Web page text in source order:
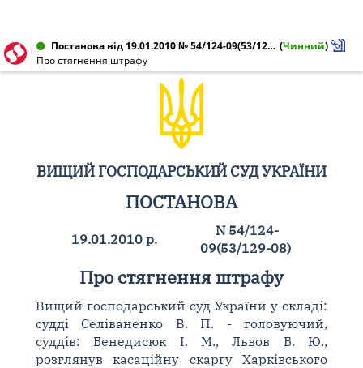
Постанова від 19.01.2010 № 54/124-09(53/129-08) (Чинний)
Про стягнення штрафу
ВИЩИЙ ГОСПОДАРСЬКИЙ СУД УКРАЇНИ
ПОСТАНОВА
19.01.2010 р.
N 54/124-
09(53/129-08)
Про стягнення штрафу
Вищий господарський суд України у складі:
судді Селіваненко В. П. - головуючий,
суддів: Бенедисюк І. М., Львов Б. Ю.,
розглянув касаційну скаргу Харківського